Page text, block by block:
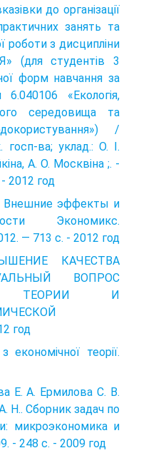
до організації
занять та
роботи з дисципліни
(для студентів 3
форм навчання за
«Екологія,
середовища та
/
госп-ва; уклад.: О. І.
А. О. Москвіна ;. -
2012 год
Внешние эффекты и
Экономикс.
— 713 с. - 2012 год
КАЧЕСТВА
ВОПРОС
ТЕОРИИ И
год
економічної теорії.
Е. А. Ермилова С. В.
Н.. Сборник задач по
микроэкономика и
- 248 с. - 2009 год